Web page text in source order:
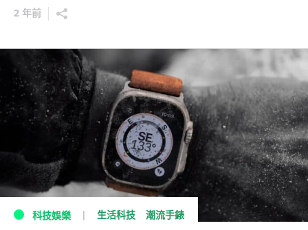
2 年前
科技娛樂 生活科技 潮流手錶